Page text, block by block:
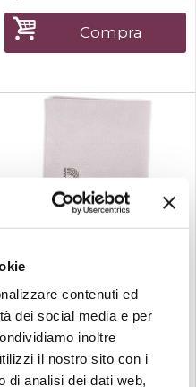
contenuti ed
dei social media e per
inoltre
il nostro sito con i
di analisi dei dati web,
mentre gli esaltatori di
colore mettono in risalto la
bellezza del tuo strumento.
...
Compra
Planet waves mpc panno
Il panno per lucidatura in
microfibra D'Addario è un
panno per la pulizia di lunga
che possono essere utilizzati
con o senza lucidanti. Il